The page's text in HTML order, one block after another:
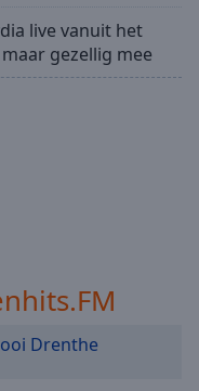
live vanuit het
gezellig mee
Drenthe